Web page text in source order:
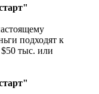
подходят к
тыс. или